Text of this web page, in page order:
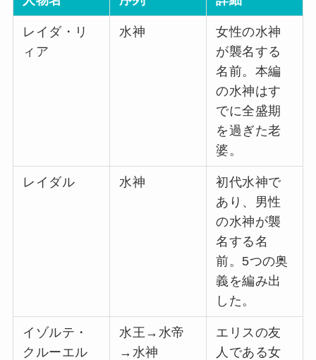
レイダ・リ
ィア
水神
女性の水神
が襲名する
名前。本編
の水神はす
でに全盛期
を過ぎた老
婆。
レイダル 水神
初代水神で
あり、男性
の水神が襲
名する名
前。5つの奥
義を編み出
した。
イゾルテ・
クルーエル
水王→水帝
→水神
エリスの友
人である女